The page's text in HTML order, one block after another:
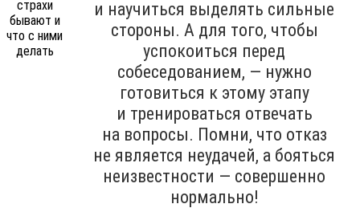
и научиться выделять сильные
стороны. А для того, чтобы
успокоиться перед
собеседованием, — нужно
готовиться к этому этапу
и тренироваться отвечать
на вопросы. Помни, что отказ
не является неудачей, а бояться
неизвестности — совершенно
нормально!